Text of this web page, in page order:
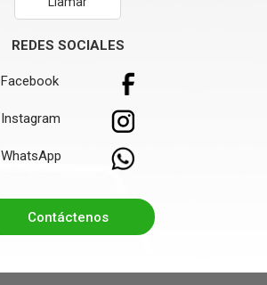
REDES SOCIALES
Facebook
Instagram
WhatsApp
Contáctenos